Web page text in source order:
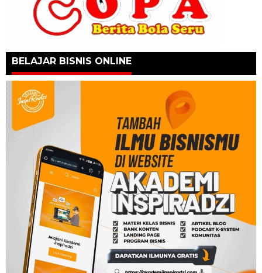
BELAJAR BISNIS ONLINE